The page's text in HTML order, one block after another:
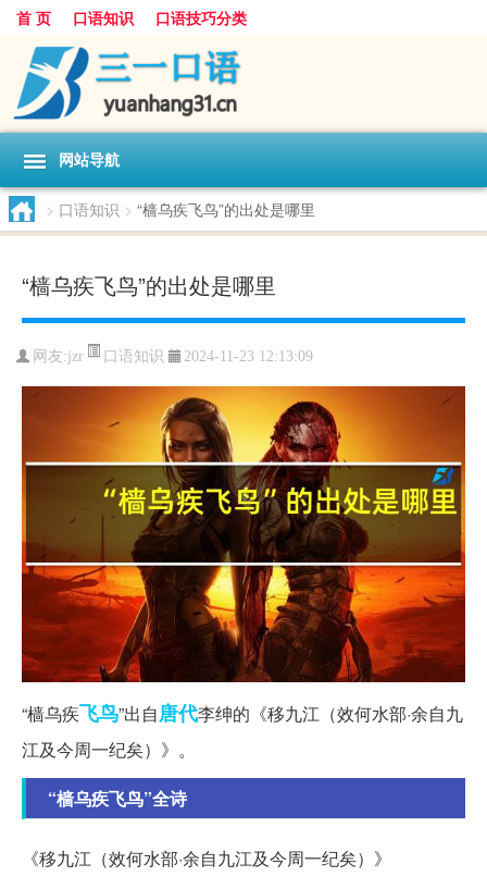
首 页 口语知识 口语技巧分类
网站导航
> 口语知识 > “樯乌疾飞鸟”的出处是哪里
“樯乌疾飞鸟”的出处是哪里
网友:jzr 口语知识 2024-11-23 12:13:09
“樯乌疾飞鸟”出自唐代李绅的《移九江（效何水部·余自九
江及今周一纪矣）》。
“樯乌疾飞鸟”全诗
《移九江（效何水部·余自九江及今周一纪矣）》